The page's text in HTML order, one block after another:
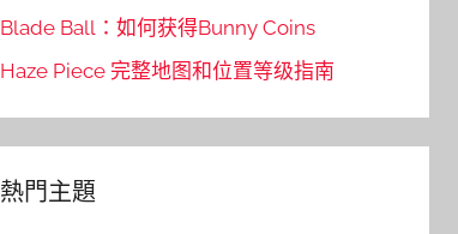
Blade Ball：如何获得Bunny Coins
Haze Piece 完整地图和位置等级指南
熱門主題